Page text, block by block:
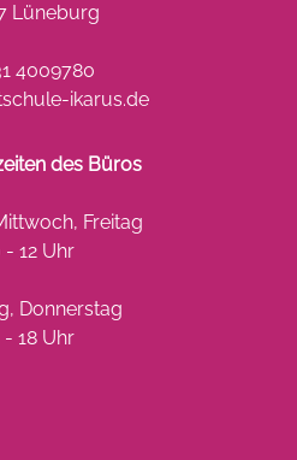
Lüneburg
4009780
ikarus.de
des Büros
Freitag
- 12 Uhr
Donnerstag
- 18 Uhr